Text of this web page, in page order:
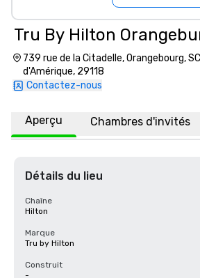
Tru By Hilton
739 rue de la Citadelle, Orangebourg,
d'Amérique, 29118
Contactez-nous
Aperçu Chambres d'invités
Détails du lieu
Chaîne
Hilton
Marque
Tru by Hilton
Construit
-